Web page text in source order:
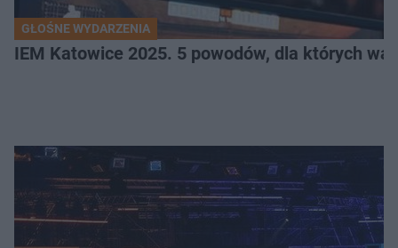
GŁOŚNE WYDARZENIA
IEM Katowice 2025. 5 powodów, dla których